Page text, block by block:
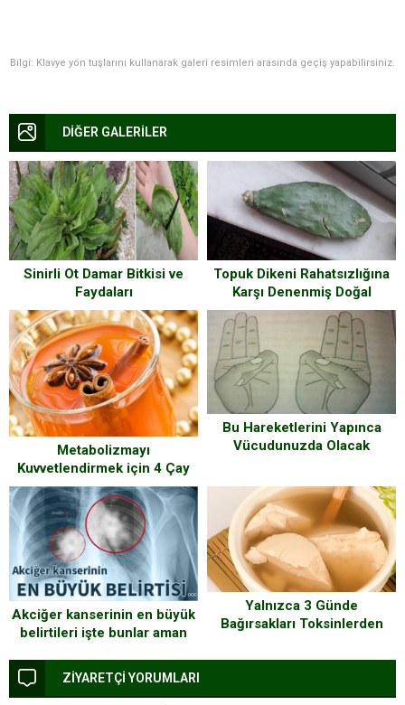
Bilgi: Klavye yön tuşlarını kullanarak galeri resimleri arasında geçiş yapabilirsiniz.
DİĞER GALERİLER
Sinirli Ot Damar Bitkisi ve
Faydaları
Topuk Dikeni Rahatsızlığına
Karşı Denenmiş Doğal
Yöntem
Metabolizmayı
Kuvvetlendirmek için 4 Çay
Bu Hareketlerini Yapınca
Vücudunuzda Olacak
Akciğer kanserinin en büyük
belirtileri işte bunlar aman
grip kadar basit tedavisi
Yalnızca 3 Günde
Bağırsakları Toksinlerden
Mucizevi Kür
ZİYARETÇİ YORUMLARI